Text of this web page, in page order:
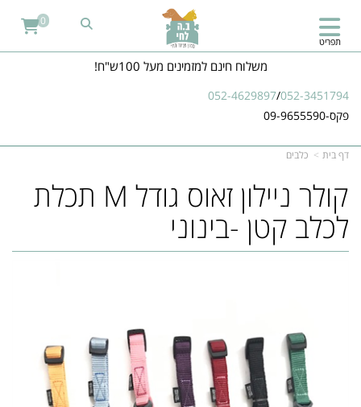
משלוח חינם למזמינים מעל 100ש"ח!
052-4629897/052-3451794
פקס-09-9655590
תפריט
0
דף בית כלבים
​קולר ניילון זאוס גודל M תכלת
לכלב קטן -בינוני